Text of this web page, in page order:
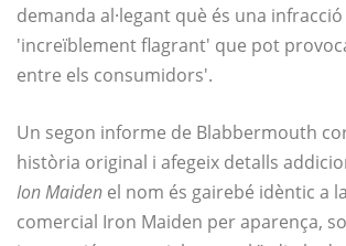
demanda al·legant què és una
'increïblement flagrant' que pot
entre els consumidors'.
Un segon informe de Blabbermouth
història original i afegeix detalls
Ion Maiden el nom és gairebé idèntic a
comercial Iron Maiden per aparença,